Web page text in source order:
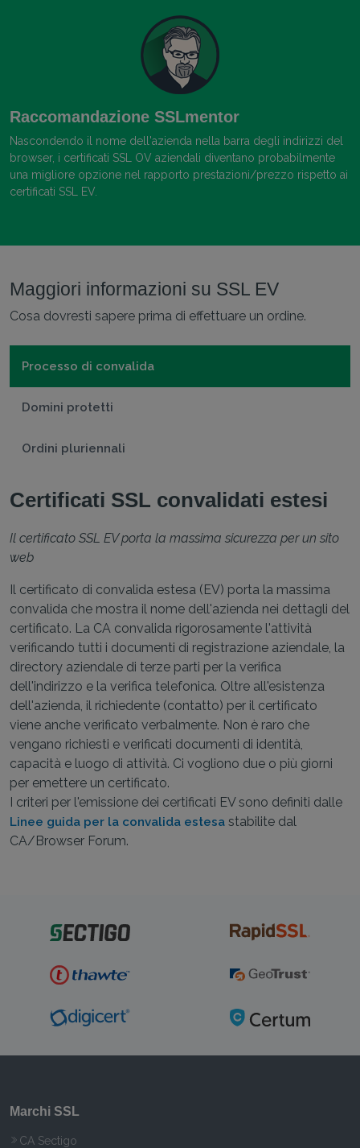
Raccomandazione SSLmentor
Nascondendo il nome dell'azienda nella barra degli indirizzi del
browser, i certificati SSL OV aziendali diventano probabilmente
una migliore opzione nel rapporto prestazioni/prezzo rispetto ai
certificati SSL EV.
Maggiori informazioni su SSL EV
Cosa dovresti sapere prima di effettuare un ordine.
Processo di convalida
Domini protetti
Ordini pluriennali
Certificati SSL convalidati estesi
Il certificato SSL EV porta la massima sicurezza per un sito
web
Il certificato di convalida estesa (EV) porta la massima
convalida che mostra il nome dell'azienda nei dettagli del
certificato. La CA convalida rigorosamente l'attività
verificando tutti i documenti di registrazione aziendale, la
directory aziendale di terze parti per la verifica
dell'indirizzo e la verifica telefonica. Oltre all'esistenza
dell'azienda, il richiedente (contatto) per il certificato
viene anche verificato verbalmente. Non è raro che
vengano richiesti e verificati documenti di identità,
capacità e luogo di attività. Ci vogliono due o più giorni
per emettere un certificato.
I criteri per l'emissione dei certificati EV sono definiti dalle
Linee guida per la convalida estesa stabilite dal
CA/Browser Forum.
Marchi SSL
CA Sectigo